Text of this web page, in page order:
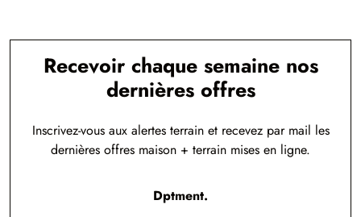
Recevoir chaque semaine nos
dernières offres
Inscrivez-vous aux alertes terrain et recevez par mail les
dernières offres maison + terrain mises en ligne.
Dptment.